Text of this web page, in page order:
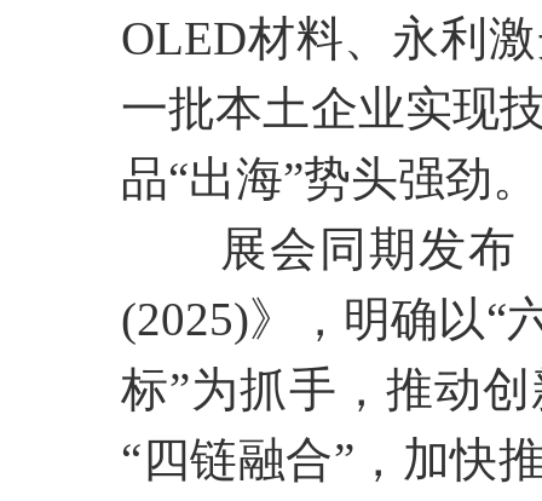
OLED材料、永利
一批本土企业实现
品“出海”势头强劲。
展会同期发布
(2025)》，明确以“
标”为抓手，推动
“四链融合”，加快